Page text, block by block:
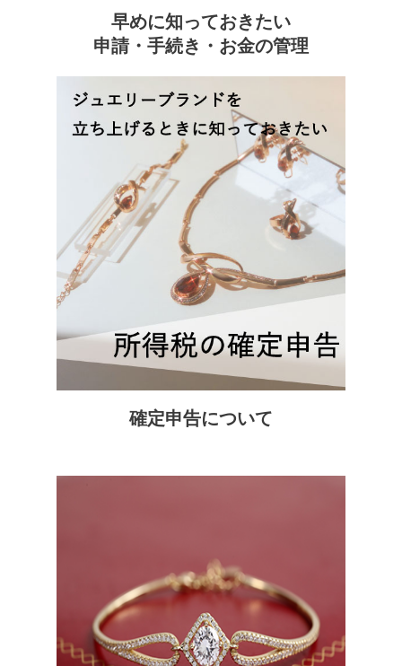
早めに知っておきたい
申請・手続き・お金の管理
確定申告について